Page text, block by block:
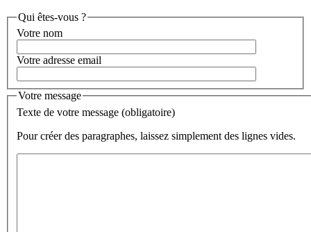
Qui êtes-vous ?
Votre nom
Votre adresse email
Votre message
Texte de votre message (obligatoire)
Pour créer des paragraphes, laissez simplement des lignes vides.